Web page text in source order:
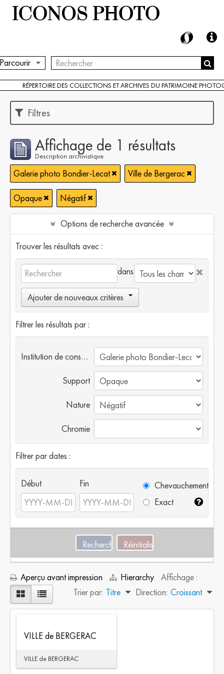
RÉPERTOIRE DES COLLECTIONS ET ARCHIVES DU PATRIMOINE
Filtres
Affichage de 1 résultats
Description archivistique
Galerie photo Bondier-Lecat Ville de Bergerac
Opaque Négatif
Options de recherche avancée
Trouver les résultats avec :
dans
Ajouter de nouveaux critères
Filtrer les résultats par :
Institution de conservation
Support
Nature
Chromie
Filtrer par dates :
Début Fin
Chevauchement
Exact
Aperçu avant impression Hierarchy
Affichage :
Trier par: Titre Direction: Croissant
VILLE de BERGERAC
VILLE de BERGERAC